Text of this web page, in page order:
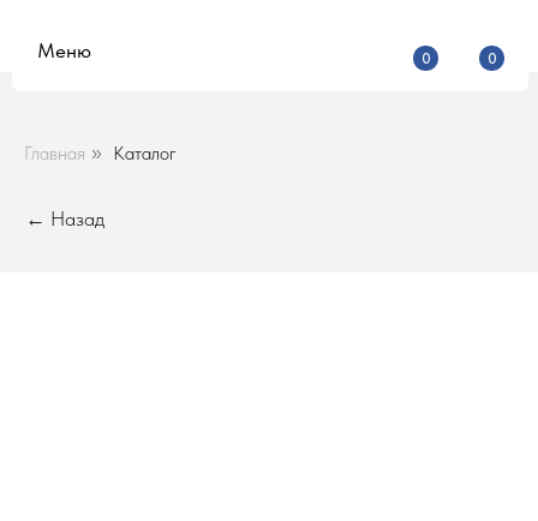
Главная » Каталог
← Назад